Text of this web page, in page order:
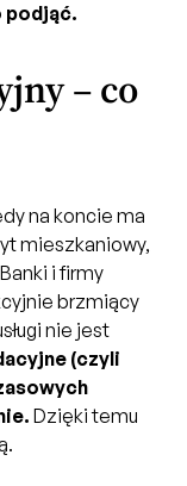
podjąć.
– co
na koncie ma
mieszkaniowy,
i firmy
brzmiący
nie jest
(czyli
Dzięki temu